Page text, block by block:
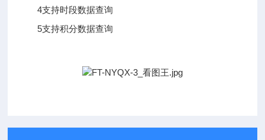
4支持时段数据查询
5支持积分数据查询